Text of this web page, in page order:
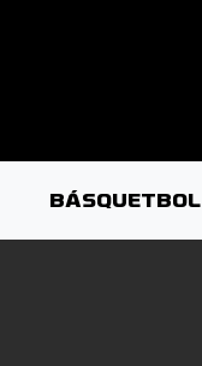
BÁSQUETBOL